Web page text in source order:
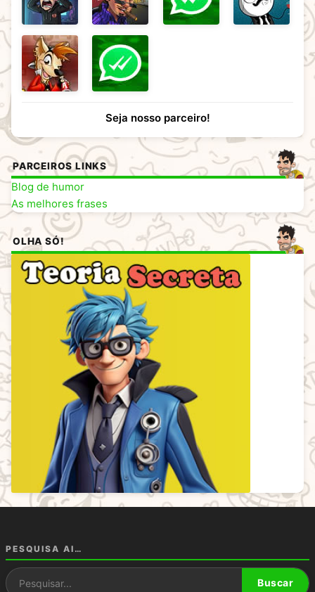
Seja nosso parceiro!
PARCEIROS LINKS
Blog de humor
As melhores frases
OLHA SÓ!
PESQUISA AI…
Pesquisar por:
Buscar